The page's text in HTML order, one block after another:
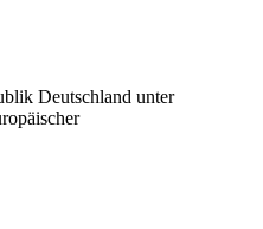
Deutschland unter